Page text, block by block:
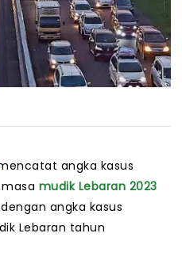
angka kasus
mudik Lebaran 2023
angka kasus
Lebaran tahun